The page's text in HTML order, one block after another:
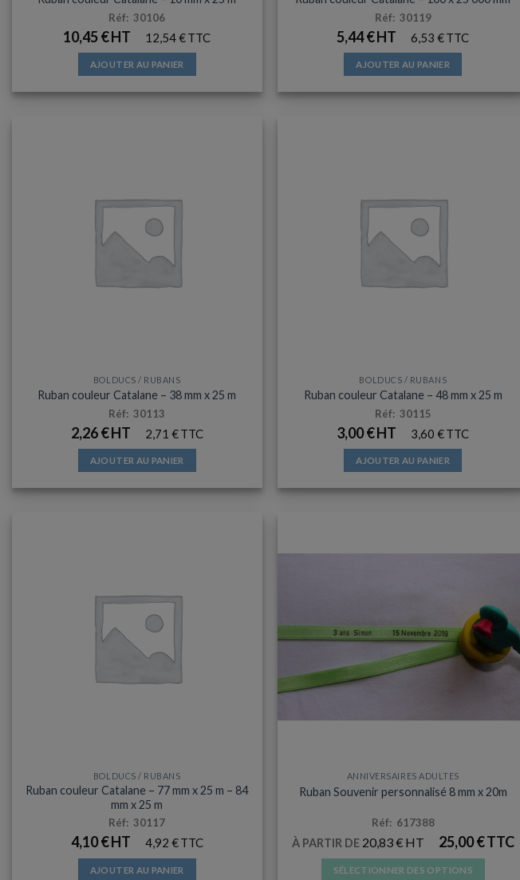
Réf: 30106
10,45€ 12,54€
AJOUTER AU PANIER
Réf: 30119
5,44€ 6,53€
AJOUTER AU PANIER
BOLDUCS / RUBANS
Ruban couleur Catalane – 38 mm x 25 m
Réf: 30113
2,26€ 2,71 €
AJOUTER AU PANIER
BOLDUCS / RUBANS
Ruban couleur Catalane – 48 mm x 25 m
Réf: 30115
3,00€ 3,60€
AJOUTER AU PANIER
BOLDUCS / RUBANS
Ruban couleur Catalane – 77 mm x 25 m – 84
mm x 25 m
Réf: 30117
4,10€ 4,92 €
AJOUTER AU PANIER
ANNIVERSAIRES ADULTES
Ruban Souvenir personnalisé 8 mm x 20m
Réf: 617388
À PARTIR DE 20,83€ 25,00€
SÉLECTIONNER DES OPTIONS